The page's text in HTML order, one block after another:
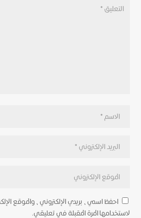
احفظ اسمي، بريدي الإلكتروني، والموقع
لاستخدامها المرة المقبلة في تعليقي.